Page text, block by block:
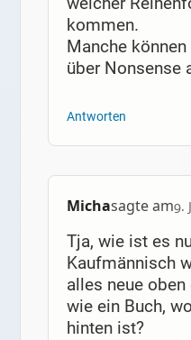
kommen.
Manche
über Nonsense
Antworten
Michasagte am9.
Tja, wie ist es
Kaufmännisch
alles neue
wie ein Buch,
hinten ist?